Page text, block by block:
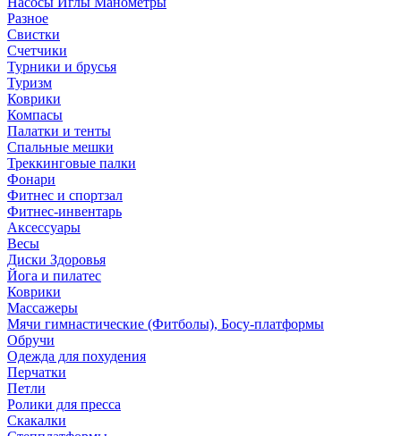
Разное
Свистки
Счетчики
Турники и брусья
Туризм
Коврики
Компасы
Палатки и тенты
Спальные мешки
Треккинговые палки
Фонари
Фитнес и спортзал
Фитнес-инвентарь
Аксессуары
Весы
Диски Здоровья
Йога и пилатес
Коврики
Массажеры
Мячи гимнастические (Фитболы), Босу-платформы
Обручи
Одежда для похудения
Перчатки
Петли
Ролики для пресса
Скакалки